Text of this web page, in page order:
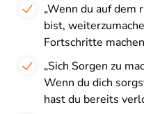
„Wenn du auf
bist,
Fortschritte
„Sich Sorgen zu
Wenn du dich
hast du bereits